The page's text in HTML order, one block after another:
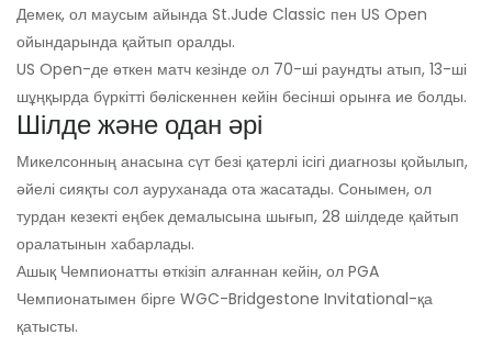
Демек, ол маусым айында St.Jude Classic пен US Open
ойындарында қайтып оралды.
US Open-де өткен матч кезінде ол 70-ші раундты атып, 13-ші
шұңқырда бүркітті бөліскеннен кейін бесінші орынға ие болды.
Шілде және одан әрі
Микелсонның анасына сүт безі қатерлі ісігі диагнозы қойылып,
әйелі сияқты сол ауруханада ота жасатады. Сонымен, ол
турдан кезекті еңбек демалысына шығып, 28 шілдеде қайтып
оралатынын хабарлады.
Ашық Чемпионатты өткізіп алғаннан кейін, ол PGA
Чемпионатымен бірге WGC-Bridgestone Invitational-қа
қатысты.